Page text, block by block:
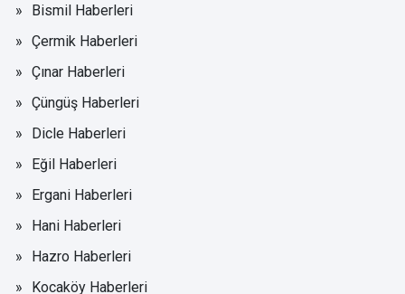
Bismil Haberleri
Çermik Haberleri
Çınar Haberleri
Çüngüş Haberleri
Dicle Haberleri
Eğil Haberleri
Ergani Haberleri
Hani Haberleri
Hazro Haberleri
Kocaköy Haberleri